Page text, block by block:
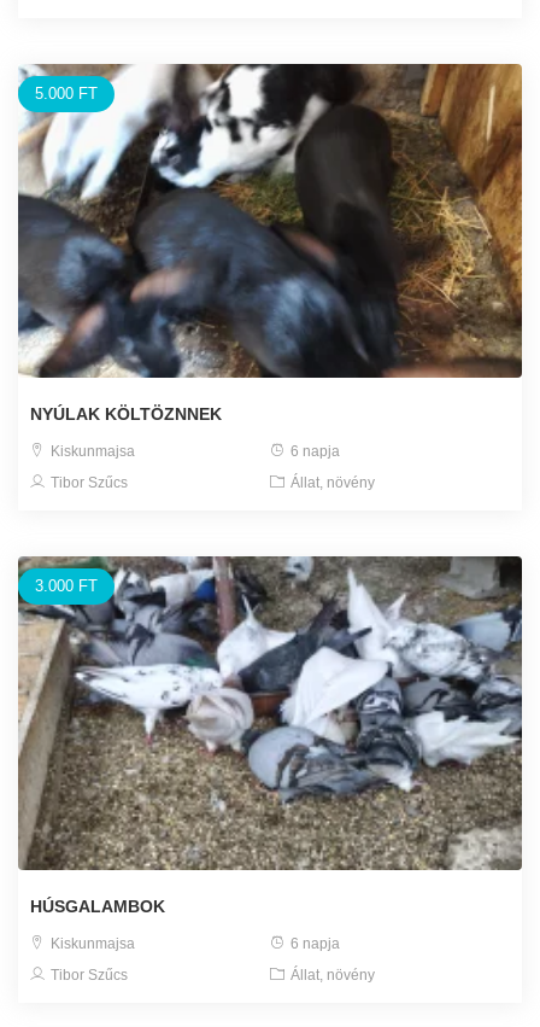
5.000 FT
NYÚLAK KÖLTÖZNNEK
Kiskunmajsa
6 napja
Tibor Szűcs
Állat, növény
3.000 FT
HÚSGALAMBOK
Kiskunmajsa
6 napja
Tibor Szűcs
Állat, növény